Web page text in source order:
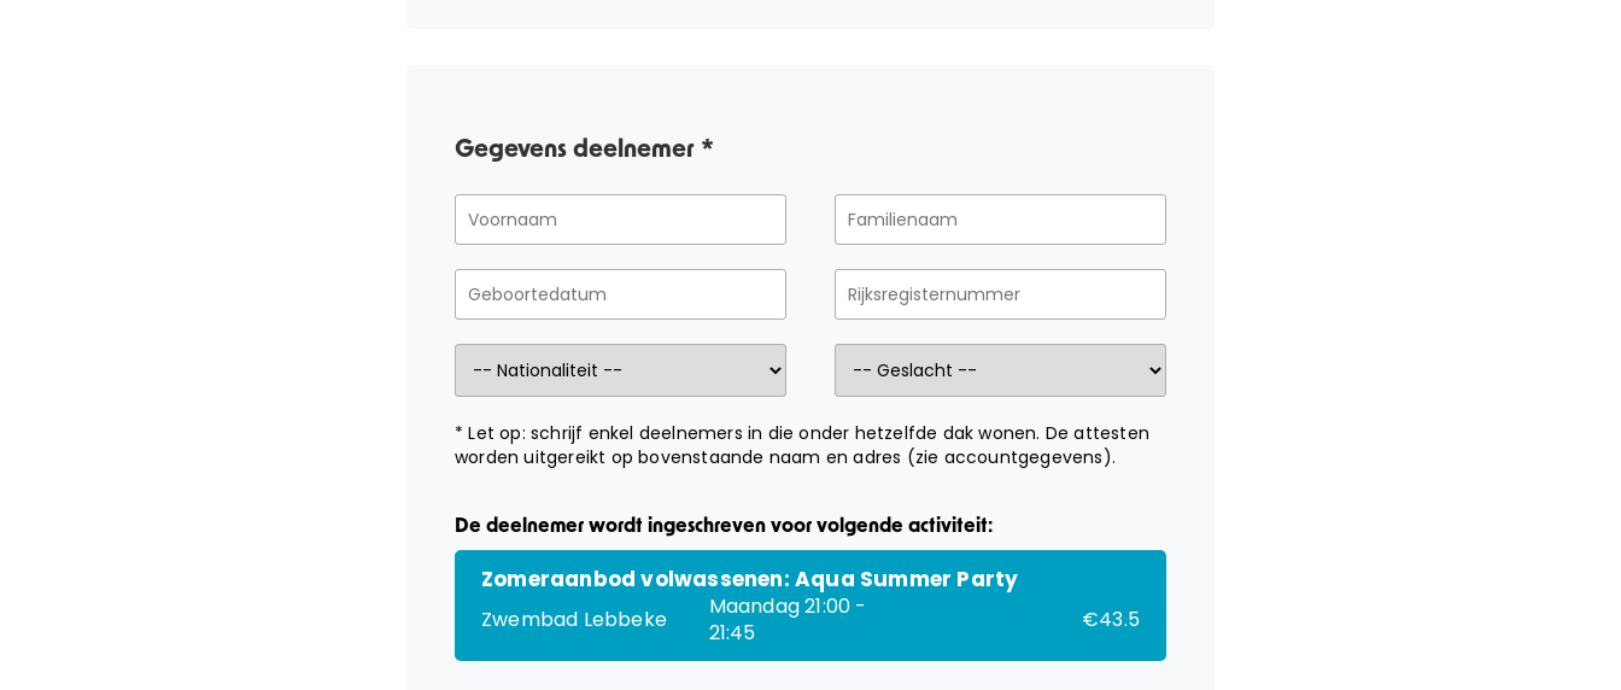
Gegevens deelnemer *
* Let op: schrijf enkel deelnemers in die onder hetzelfde dak wonen. De attesten
worden uitgereikt op bovenstaande naam en adres (zie accountgegevens).
De deelnemer wordt ingeschreven voor volgende activiteit:
Zomeraanbod volwassenen: Aqua Summer Party
Zwembad Lebbeke
Maandag 21:00 -
21:45
€43.5